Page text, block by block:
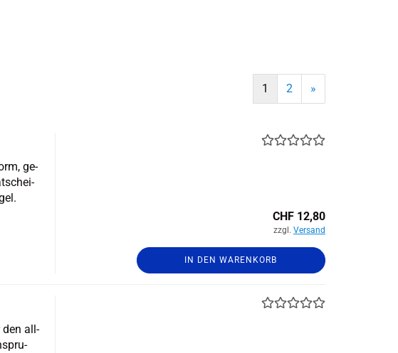
1 2 »
ge­
CHF 12,80
zzgl. Versand
IN DEN WARENKORB
den all­